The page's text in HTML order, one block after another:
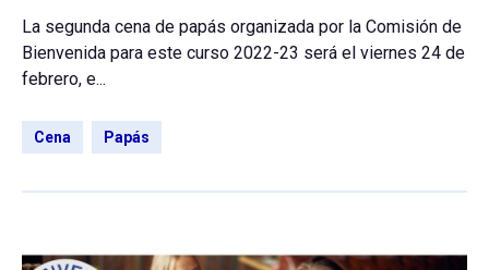
La segunda cena de papás organizada por la Comisión de
Bienvenida para este curso 2022-23 será el viernes 24 de
febrero, e...
Cena Papás